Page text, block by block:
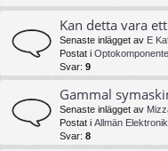
Kan detta vara
Senaste inlägget av E
Postat i
Svar: 9
Gammal
Senaste inlägget av
Postat i Allmän Elektronik
Svar: 8